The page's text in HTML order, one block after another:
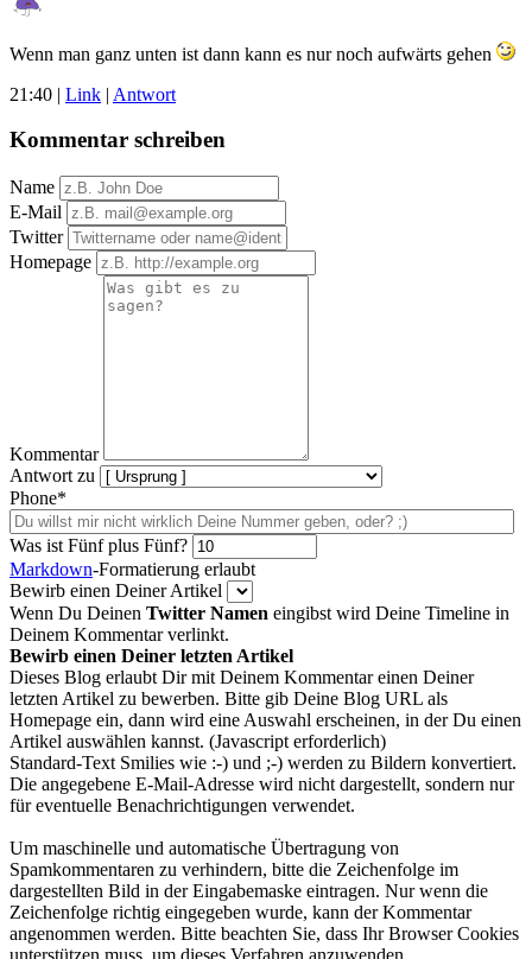
Wenn man ganz unten ist dann kann es nur noch aufwärts gehen
21:40 | Link | Antwort
Kommentar schreiben
Name
E-Mail
Twitter
Homepage
Kommentar
Antwort zu
Phone*
Was ist Fünf plus Fünf?
Markdown-Formatierung erlaubt
Bewirb einen Deiner Artikel
Wenn Du Deinen Twitter Namen eingibst wird Deine Timeline in
Deinem Kommentar verlinkt.
Bewirb einen Deiner letzten Artikel
Dieses Blog erlaubt Dir mit Deinem Kommentar einen Deiner
letzten Artikel zu bewerben. Bitte gib Deine Blog URL als
Homepage ein, dann wird eine Auswahl erscheinen, in der Du einen
Artikel auswählen kannst. (Javascript erforderlich)
Standard-Text Smilies wie :-) und ;-) werden zu Bildern konvertiert.
Die angegebene E-Mail-Adresse wird nicht dargestellt, sondern nur
für eventuelle Benachrichtigungen verwendet.
Um maschinelle und automatische Übertragung von
Spamkommentaren zu verhindern, bitte die Zeichenfolge im
dargestellten Bild in der Eingabemaske eintragen. Nur wenn die
Zeichenfolge richtig eingegeben wurde, kann der Kommentar
angenommen werden. Bitte beachten Sie, dass Ihr Browser Cookies